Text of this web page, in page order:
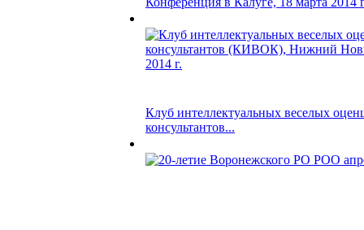
Клуб интеллектуальных веселых
консультантов...